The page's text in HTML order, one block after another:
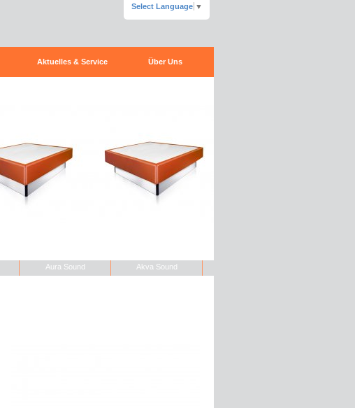
Select Language ▼
Aktuelles & Service Über Uns
Aura Sound
Akva Sound